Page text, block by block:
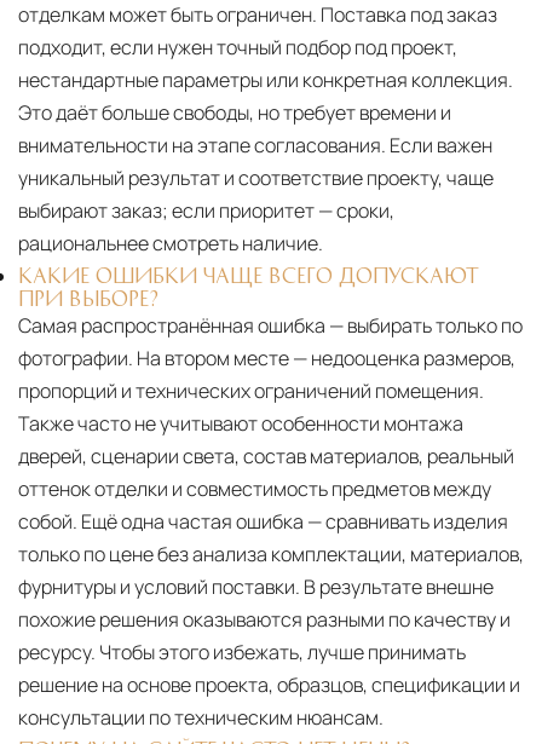
отделкам может быть ограничен. Поставка под заказ
подходит, если нужен точный подбор под проект,
нестандартные параметры или конкретная коллекция.
Это даёт больше свободы, но требует времени и
внимательности на этапе согласования. Если важен
уникальный результат и соответствие проекту, чаще
выбирают заказ; если приоритет — сроки,
рациональнее смотреть наличие.
КАКИЕ ОШИБКИ ЧАЩЕ ВСЕГО ДОПУСКАЮТ
ПРИ ВЫБОРЕ?
Самая распространённая ошибка — выбирать только по
фотографии. На втором месте — недооценка размеров,
пропорций и технических ограничений помещения.
Также часто не учитывают особенности монтажа
дверей, сценарии света, состав материалов, реальный
оттенок отделки и совместимость предметов между
собой. Ещё одна частая ошибка — сравнивать изделия
только по цене без анализа комплектации, материалов,
фурнитуры и условий поставки. В результате внешне
похожие решения оказываются разными по качеству и
ресурсу. Чтобы этого избежать, лучше принимать
решение на основе проекта, образцов, спецификации и
консультации по техническим нюансам.